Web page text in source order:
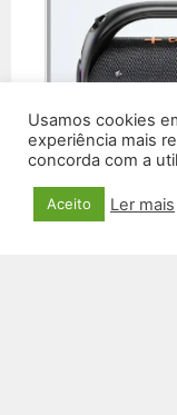
Usamos cookies
experiência mais
concorda com a
Aceito Ler mais